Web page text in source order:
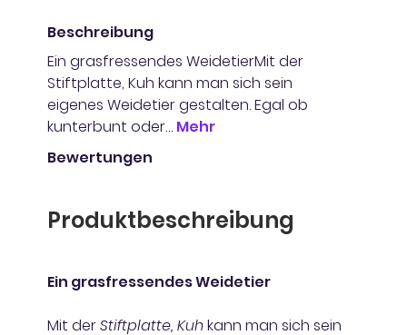
Beschreibung
Ein grasfressendes WeidetierMit der
Stiftplatte, Kuh kann man sich sein
eigenes Weidetier gestalten. Egal ob
kunterbunt oder… Mehr
Bewertungen
Produktbeschreibung
Ein grasfressendes Weidetier
Mit derStiftplatte, Kuhkann man sich sein